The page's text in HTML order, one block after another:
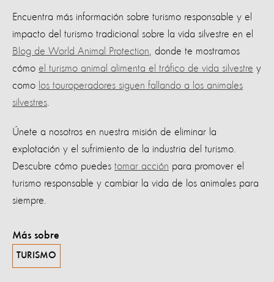
Encuentra más información sobre turismo responsable y el
impacto del turismo tradicional sobre la vida silvestre en el
Blog de World Animal Protection, donde te mostramos
cómo el turismo animal alimenta el tráfico de vida silvestre y
como los touroperadores siguen fallando a los animales
silvestres.
Únete a nosotros en nuestra misión de eliminar la
explotación y el sufrimiento de la industria del turismo.
Descubre cómo puedes tomar acción para promover el
turismo responsable y cambiar la vida de los animales para
siempre.
Más sobre
TURISMO